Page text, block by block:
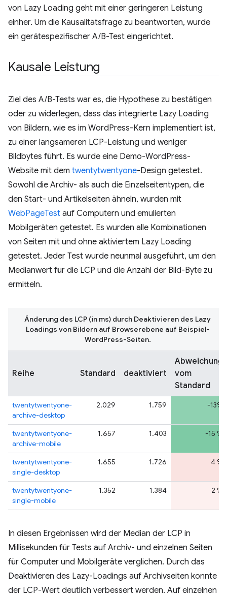
von Lazy Loading geht mit einer geringeren Leistung
einher. Um die Kausalitätsfrage zu beantworten, wurde
ein gerätespezifischer A/B-Test eingerichtet.
Kausale Leistung
Ziel des A/B-Tests war es, die Hypothese zu bestätigen
oder zu widerlegen, dass das integrierte Lazy Loading
von Bildern, wie es im WordPress-Kern implementiert ist,
zu einer langsameren LCP-Leistung und weniger
Bildbytes führt. Es wurde eine Demo-WordPress-
Website mit dem twentytwentyone-Design getestet.
Sowohl die Archiv- als auch die Einzelseitentypen, die
den Start- und Artikelseiten ähneln, wurden mit
WebPageTest auf Computern und emulierten
Mobilgeräten getestet. Es wurden alle Kombinationen
von Seiten mit und ohne aktiviertem Lazy Loading
getestet. Jeder Test wurde neunmal ausgeführt, um den
Medianwert für die LCP und die Anzahl der Bild-Byte zu
ermitteln.
Reihe Standard deaktiviert
Abweichung
vom
Standard
twentytwentyone-
archive-desktop
2.029 1.759 -13%
twentytwentyone-
archive-mobile
1.657 1.403 -15 %
twentytwentyone-
single-desktop
1.655 1.726 4 %
twentytwentyone-
single-mobile
1.352 1.384 2 %
Änderung des LCP (in ms) durch Deaktivieren des Lazy
Loadings von Bildern auf Browserebene auf Beispiel-
WordPress-Seiten.
In diesen Ergebnissen wird der Median der LCP in
Millisekunden für Tests auf Archiv- und einzelnen Seiten
für Computer und Mobilgeräte verglichen. Durch das
Deaktivieren des Lazy-Loadings auf Archivseiten konnte
der LCP-Wert deutlich verbessert werden. Auf einzelnen